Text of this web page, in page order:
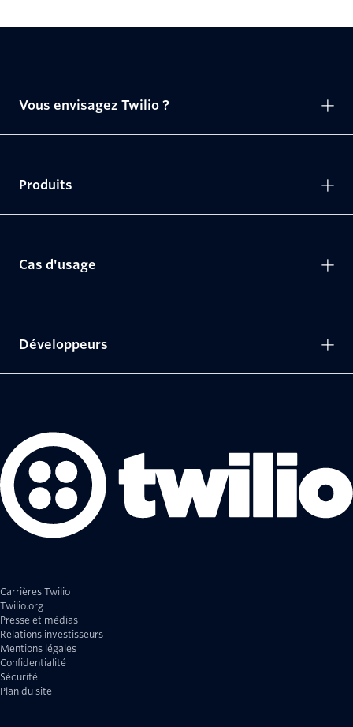
Carrières Twilio
Twilio.org
Presse et médias
Relations investisseurs
Mentions légales
Confidentialité
Sécurité
Plan du site
Vous envisagez Twilio ?
Produits
Cas d'usage
Développeurs